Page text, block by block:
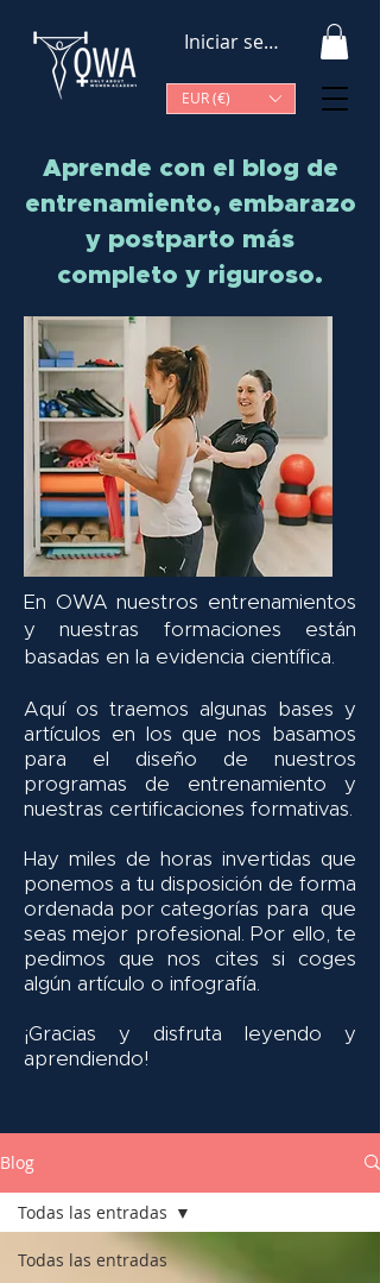
EUR (€)
Iniciar sesión
Aprende con el blog de
entrenamiento, embarazo
y postparto más
completo y riguroso.
En OWA nuestros entrenamientos
y nuestras formaciones están
basadas en la evidencia científica.
Aquí os traemos algunas bases y
artículos en los que nos basamos
para el diseño de nuestros
programas de entrenamiento y
nuestras certificaciones formativas.
Hay miles de horas invertidas que
ponemos a tu disposición de forma
ordenada por categorías para que
seas mejor profesional. Por ello, te
pedimos que nos cites si coges
algún artículo o infografía.
¡Gracias y disfruta leyendo y
aprendiendo!
Blog
Todas las entradas
Todas las entradas